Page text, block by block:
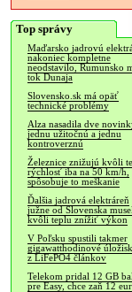
Top správy
Maďarsko jadrovú
nakoniec kompletne
neodstavilo, Rumunsko
tok Dunaja
Slovensko.sk má opäť
technické problémy
Alza nasadila dve
jednu užitočnú a jednu
kontroverznú
Železnice znižujú kvôli
rýchlosť iba na 50 km/h,
spôsobuje to meškanie
Ďalšia jadrová elektráreň
južne od Slovenska
kvôli teplu znížiť výkon
V Poľsku spustili takmer
gigawatthodinové
z LiFePO4 článkov
Telekom pridal 12 GB
pre Easy, chce zaň 12 eur